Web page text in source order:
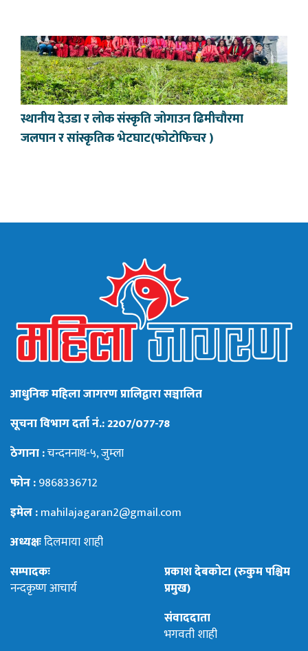
स्थानीय देउडा र लोक संस्कृति जोगाउन ढिमीचौरमा
जलपान र सांस्कृतिक भेटघाट(फोटोफिचर )
आधुनिक महिला जागरण प्रालिद्वारा सञ्चालित
सूचना विभाग दर्ता नं.: 2207/077-78
ठेगाना :चन्दननाथ-५, जुम्ला
फोन :9868336712
इमेल :mahilajagaran2@gmail.com
अध्यक्षःदिलमाया शाही
सम्पादकः
नन्दकृष्ण आचार्य
प्रकाश देबकोटा (रुकुम पश्चिम
प्रमुख)
संवाददाता
भगवती शाही